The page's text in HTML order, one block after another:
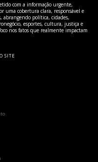
com a informação urgente,
uma cobertura clara, responsável e
abrangendo política, cidades,
esportes, cultura, justiça e
nos fatos que realmente impactam
SITE